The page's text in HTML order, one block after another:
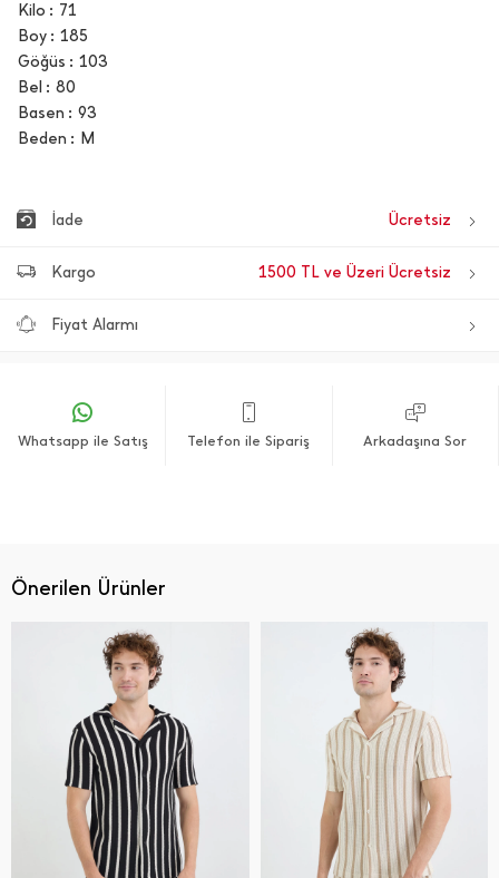
Kilo
71
Boy
185
Göğüs
103
Bel
80
Basen
93
Beden
M
İade Ücretsiz
Kargo 1500 TL ve Üzeri Ücretsiz
Fiyat Alarmı
Whatsapp ile Satış Telefon ile Sipariş Arkadaşına Sor
Önerilen Ürünler